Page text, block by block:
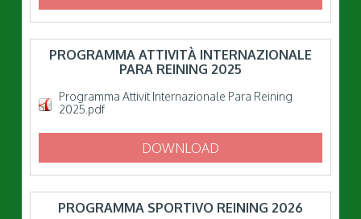
PROGRAMMA ATTIVITÀ INTERNAZIONALE
PARA REINING 2025
Programma Attivit Internazionale Para Reining
2025.pdf
DOWNLOAD
PROGRAMMA SPORTIVO REINING 2026